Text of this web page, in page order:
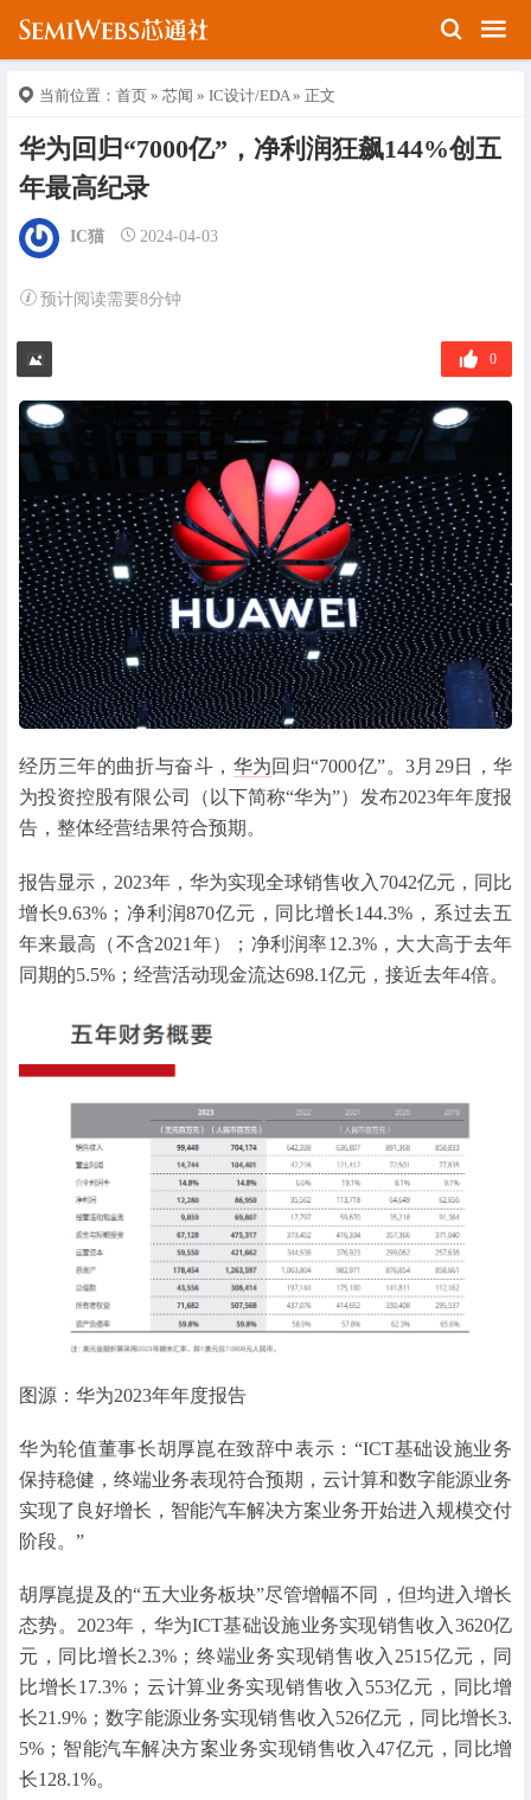
当前位置： 首页 » 芯闻 » IC设计/EDA» 正文
华为回归“7000亿”，净利润狂飙144%创五
年最高纪录
IC猫 2024-04-03
预计阅读需要8分钟
0
经历三年的曲折与奋斗， 华为回归“7000亿”。3月29日，华
为投资控股有限公司（以下简称“华为”）发布2023年年度报
告，整体经营结果符合预期。
报告显示，2023年，华为实现全球销售收入7042亿元，同比
增长9.63%；净利润870亿元，同比增长144.3%，系过去五
年来最高（不含2021年）；净利润率12.3%，大大高于去年
同期的5.5%；经营活动现金流达698.1亿元，接近去年4倍。
图源：华为2023年年度报告
华为轮值董事长胡厚崑在致辞中表示：“ICT基础设施业务
保持稳健，终端业务表现符合预期，云计算和数字能源业务
实现了良好增长，智能汽车解决方案业务开始进入规模交付
阶段。”
胡厚崑提及的“五大业务板块”尽管增幅不同，但均进入增长
态势。2023年，华为ICT基础设施业务实现销售收入3620亿
元，同比增长2.3%；终端业务实现销售收入2515亿元，同
比增长17.3%；云计算业务实现销售收入553亿元，同比增
长21.9%；数字能源业务实现销售收入526亿元，同比增长3.
5%；智能汽车解决方案业务实现销售收入47亿元，同比增
长128.1%。